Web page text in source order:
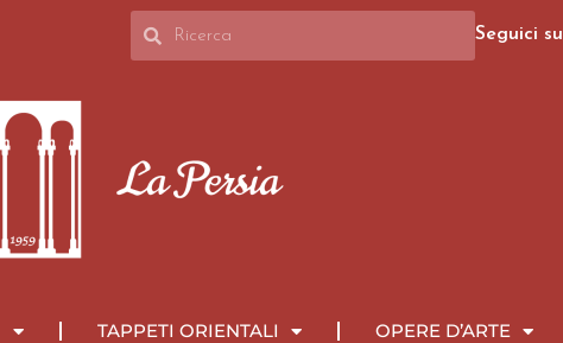
Seguici su
TAPPETI ORIENTALI OPERE D’ARTE